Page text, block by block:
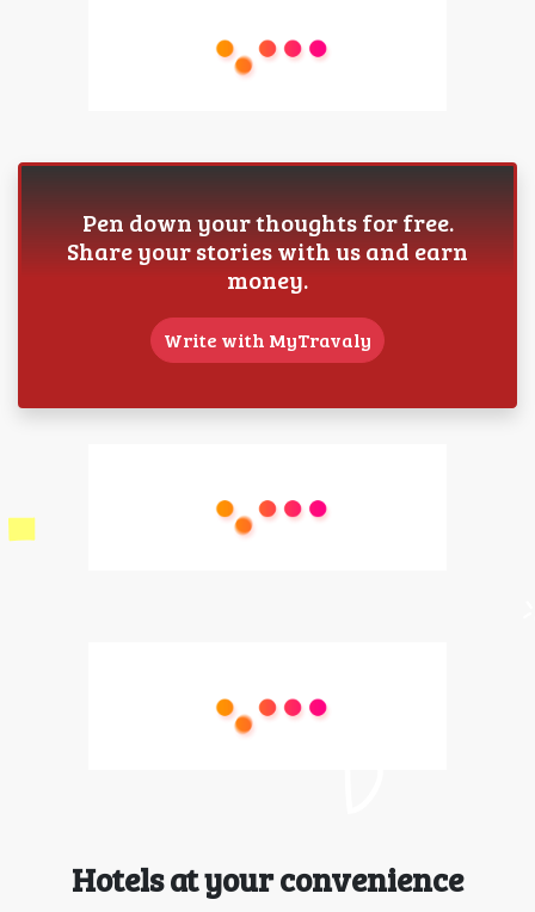
Pen down your thoughts for free.
Share your stories with us and earn
money.
Write with MyTravaly
Hotels at your convenience